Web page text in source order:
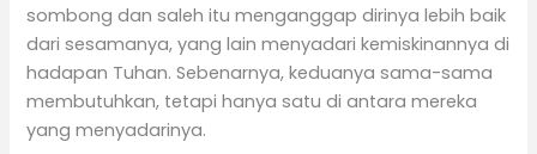
sombong dan saleh itu menganggap dirinya lebih baik
dari sesamanya, yang lain menyadari kemiskinannya di
hadapan Tuhan. Sebenarnya, keduanya sama-sama
membutuhkan, tetapi hanya satu di antara mereka
yang menyadarinya.